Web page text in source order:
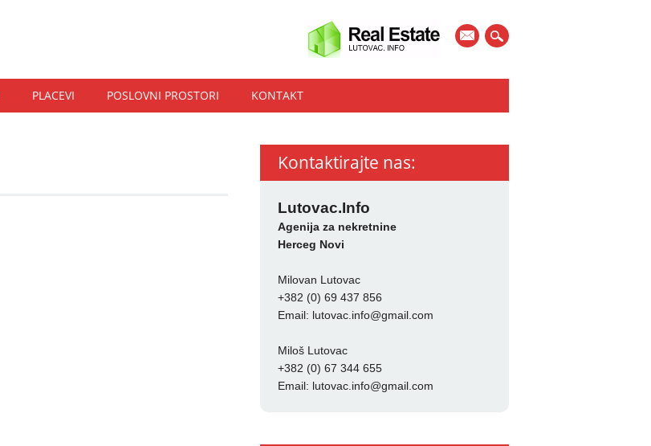
mail
PLACEVI POSLOVNI PROSTORI KONTAKT
Kontaktirajte nas:
Lutovac.Info
Agenija za nekretnine
Herceg Novi
Milovan Lutovac
+382 (0) 69 437 856
Email: lutovac.info@gmail.com
Miloš Lutovac
+382 (0) 67 344 655
Email: lutovac.info@gmail.com